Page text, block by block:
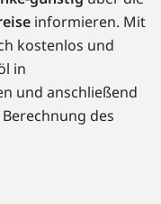
informieren. Mit
kostenlos und
in
und anschließend
des